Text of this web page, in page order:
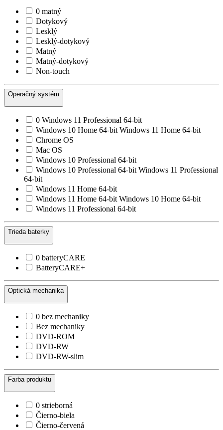
0 matný
Dotykový
Lesklý
Lesklý-dotykový
Matný
Matný-dotykový
Non-touch
Operačný systém
0 Windows 11 Professional 64-bit
Windows 10 Home 64-bit Windows 11 Home 64-bit
Chrome OS
Mac OS
Windows 10 Professional 64-bit
Windows 10 Professional 64-bit Windows 11 Professional
64-bit
Windows 11 Home 64-bit
Windows 11 Home 64-bit Windows 10 Home 64-bit
Windows 11 Professional 64-bit
Trieda baterky
0 batteryCARE
BatteryCARE+
Optická mechanika
0 bez mechaniky
Bez mechaniky
DVD-ROM
DVD-RW
DVD-RW-slim
Farba produktu
0 strieborná
Čierno-biela
Čierno-červená